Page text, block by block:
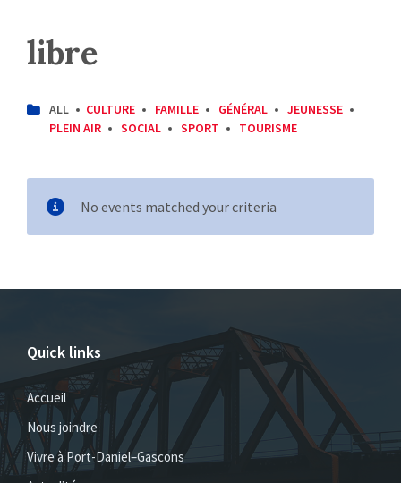
libre
CATEGORIES:
ALL CULTURE FAMILLE GÉNÉRAL
JEUNESSE
PLEIN AIR
SOCIAL SPORT TOURISME
No events matched your criteria
Quick links
Accueil
Nous joindre
Vivre à Port-Daniel–Gascons